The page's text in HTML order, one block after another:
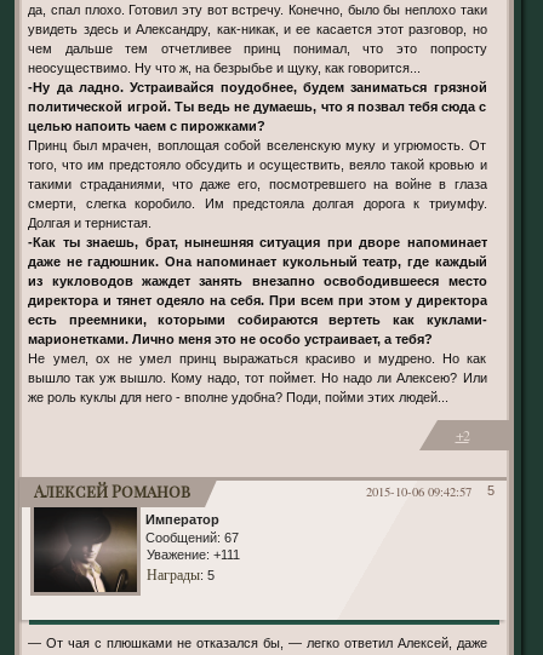
да, спал плохо. Готовил эту вот встречу. Конечно, было бы неплохо таки
увидеть здесь и Александру, как-никак, и ее касается этот разговор, но
чем дальше тем отчетливее принц понимал, что это попросту
неосуществимо. Ну что ж, на безрыбье и щуку, как говорится...
-Ну да ладно. Устраивайся поудобнее, будем заниматься грязной
политической игрой. Ты ведь не думаешь, что я позвал тебя сюда с
целью напоить чаем с пирожками?
Принц был мрачен, воплощая собой вселенскую муку и угрюмость. От
того, что им предстояло обсудить и осуществить, веяло такой кровью и
такими страданиями, что даже его, посмотревшего на войне в глаза
смерти, слегка коробило. Им предстояла долгая дорога к триумфу.
Долгая и тернистая.
-Как ты знаешь, брат, нынешняя ситуация при дворе напоминает
даже не гадюшник. Она напоминает кукольный театр, где каждый
из кукловодов жаждет занять внезапно освободившееся место
директора и тянет одеяло на себя. При всем при этом у директора
есть преемники, которыми собираются вертеть как куклами-
марионетками. Лично меня это не особо устраивает, а тебя?
Не умел, ох не умел принц выражаться красиво и мудрено. Но как
вышло так уж вышло. Кому надо, тот поймет. Но надо ли Алексею? Или
же роль куклы для него - вполне удобна? Поди, пойми этих людей...
+2
5
2015-10-06 09:42:57
Алексей Романов
Император
Сообщений: 67
Уважение: +111
Награды: 5
— От чая с плюшками не отказался бы, — легко ответил Алексей, даже